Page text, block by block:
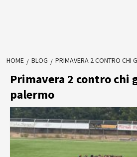
HOME BLOG PRIMAVERA 2 CONTRO CHI
Primavera 2 contro chi
palermo